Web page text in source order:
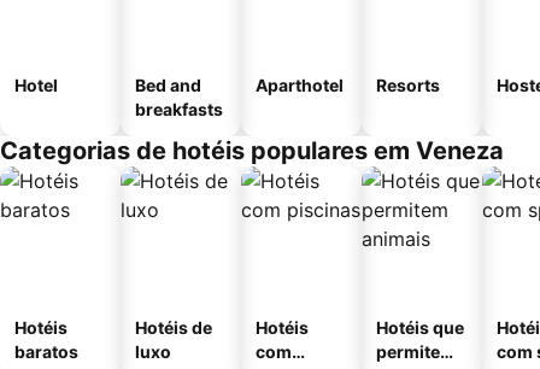
Hotel
Bed and
breakfasts
Aparthotel Resorts
Categorias de hotéis populares em Veneza
Hotéis
baratos
Hotéis de
luxo
Hotéis
com
Hotéis que
permitem
com